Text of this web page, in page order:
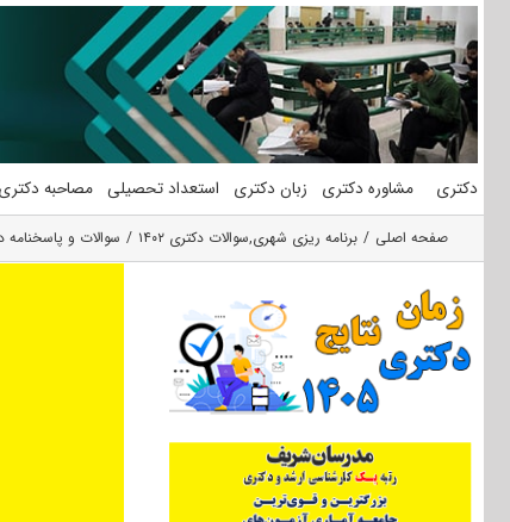
محتوا
دکتری مشاوره دکتری زبان دکتری استعداد تحصیلی مصاحبه دکتری
صفحه اصلی برنامه ریزی شهری,سوالات دکتری ۱۴۰۲ سوالات و پاسخنامه